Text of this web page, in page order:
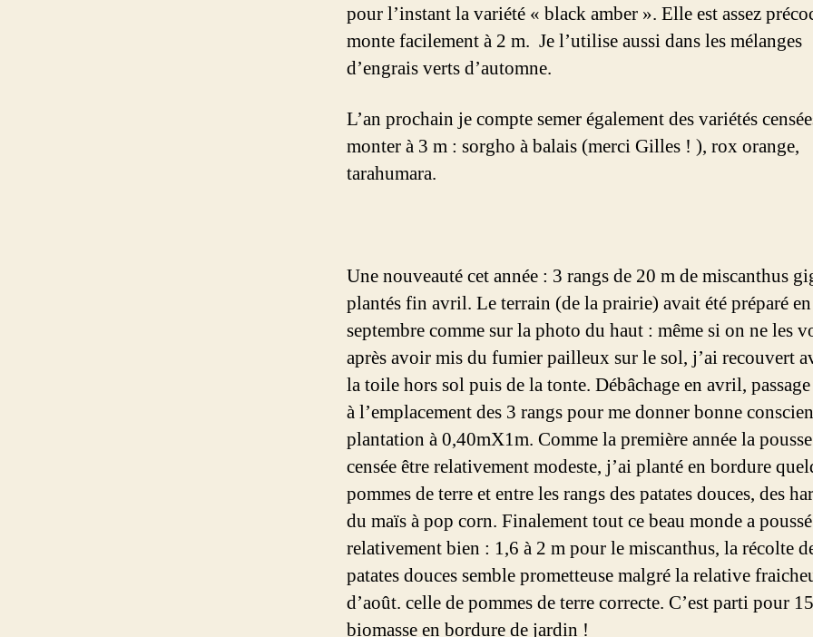
pour l’instant la variété « black amber ». Elle est assez
monte facilement à 2 m. Je l’utilise aussi dans les mélanges
d’engrais verts d’automne.
L’an prochain je compte semer également des variétés
monter à 3 m : sorgho à balais (merci Gilles ! ), rox orange,
tarahumara.
Une nouveauté cet année : 3 rangs de 20 m de miscanthus
plantés fin avril. Le terrain (de la prairie) avait été préparé en
septembre comme sur la photo du haut : même si on ne les
après avoir mis du fumier pailleux sur le sol, j’ai recouvert
la toile hors sol puis de la tonte. Débâchage en avril,
à l’emplacement des 3 rangs pour me donner bonne
plantation à 0,40mX1m. Comme la première année la
censée être relativement modeste, j’ai planté en bordure
pommes de terre et entre les rangs des patates douces, des
du maïs à pop corn. Finalement tout ce beau monde a poussé
relativement bien : 1,6 à 2 m pour le miscanthus, la récolte
patates douces semble prometteuse malgré la relative
d’août. celle de pommes de terre correcte. C’est parti pour
biomasse en bordure de jardin !